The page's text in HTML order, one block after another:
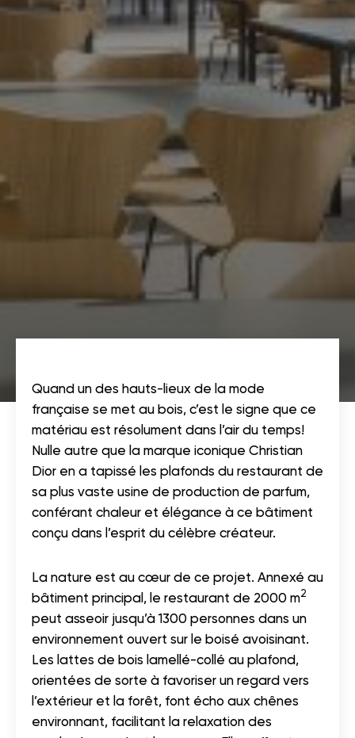
Quand un des hauts-lieux de la mode
française se met au bois, c’est le signe que ce
matériau est résolument dans l’air du temps!
Nulle autre que la marque iconique Christian
Dior en a tapissé les plafonds du restaurant de
sa plus vaste usine de production de parfum,
conférant chaleur et élégance à ce bâtiment
conçu dans l’esprit du célèbre créateur.
La nature est au cœur de ce projet. Annexé au
bâtiment principal, le restaurant de 2000 m2
peut asseoir jusqu’à 1300 personnes dans un
environnement ouvert sur le boisé avoisinant.
Les lattes de bois lamellé-collé au plafond,
orientées de sorte à favoriser un regard vers
l’extérieur et la forêt, font écho aux chênes
environnant, facilitant la relaxation des